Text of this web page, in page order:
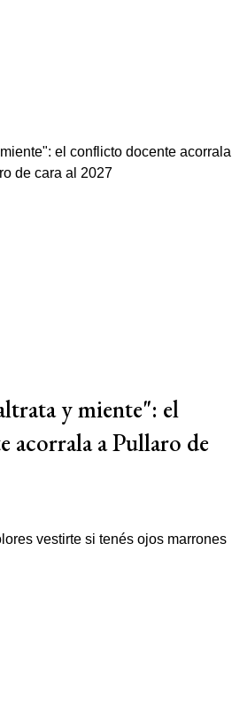
y miente": el
acorrala a Pullaro de